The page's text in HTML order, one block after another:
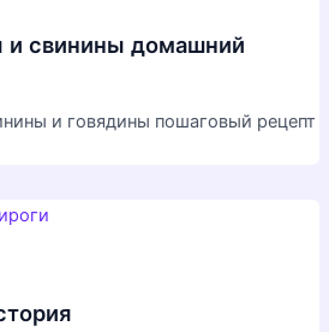
и свинины домашний
и говядины пошаговый рецепт